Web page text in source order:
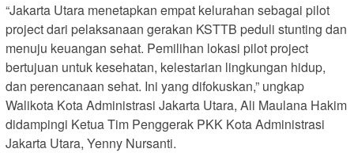
“Jakarta Utara menetapkan empat kelurahan sebagai pilot
project dari pelaksanaan gerakan KSTTB peduli stunting dan
menuju keuangan sehat. Pemilihan lokasi pilot project
bertujuan untuk kesehatan, kelestarian lingkungan hidup,
dan perencanaan sehat. Ini yang difokuskan,” ungkap
Walikota Kota Administrasi Jakarta Utara, Ali Maulana Hakim
didampingi Ketua Tim Penggerak PKK Kota Administrasi
Jakarta Utara, Yenny Nursanti.